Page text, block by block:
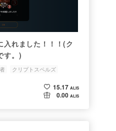
入れました！！！(ク
す。)
クリプトスペルズ
15.17 ALIS
0.00 ALIS